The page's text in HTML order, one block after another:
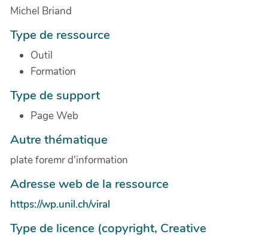
Michel Briand
Type de ressource
Outil
Formation
Type de support
Page Web
Autre thématique
plate foremr d'information
Adresse web de la ressource
https://wp.unil.ch/viral
Type de licence (copyright, Creative